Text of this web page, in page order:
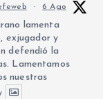
· 6 Ago
lamenta
exjugador y
defendió la
Lamentamos
nuestras